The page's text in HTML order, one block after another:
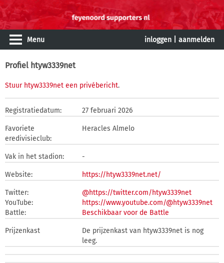
Menu inloggen aanmelden
Profiel htyw3339net
Stuur htyw3339net een privébericht.
Registratiedatum: 27 februari 2026
Favoriete
eredivisieclub:
Heracles Almelo
Vak in het stadion: -
Website: https://htyw3339net.net/
Twitter:
@https://twitter.com/htyw3339net
YouTube:
https://www.youtube.com/@htyw3339net
Battle:
Beschikbaar voor de Battle
Prijzenkast
De prijzenkast van htyw3339net is nog
leeg.